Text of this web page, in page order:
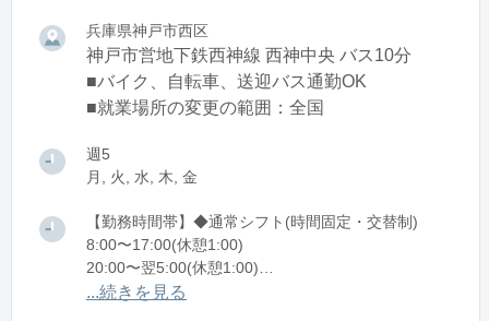
兵庫県神戸市西区
神戸市営地下鉄西神線 西神中央 バス10分
■バイク、自転車、送迎バス通勤OK
■就業場所の変更の範囲：全国
週5
月, 火, 水, 木, 金
【勤務時間帯】◆通常シフト(時間固定・交替制)
8:00〜17:00(休憩1:00)
20:00〜翌5:00(休憩1:00)
...続きを見る